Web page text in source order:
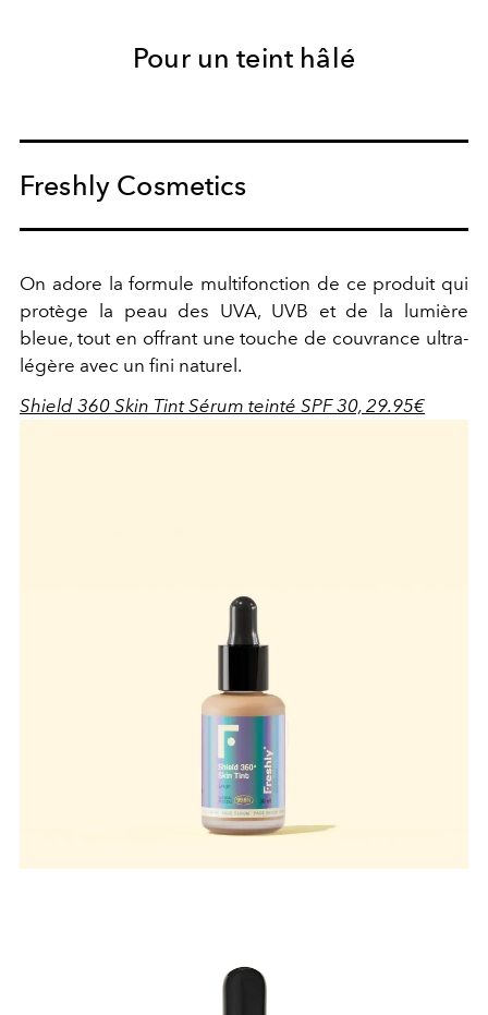
Pour un teint hâlé
Freshly Cosmetics
On adore la formule multifonction de ce produit qui
protège la peau des UVA, UVB et de la lumière
bleue, tout en offrant une touche de couvrance ultra-
légère avec un fini naturel.
Shield 360 Skin Tint Sérum teinté SPF 30, 29.95€